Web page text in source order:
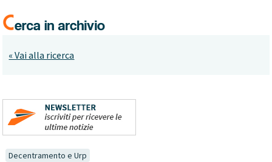
« Vai alla ricerca
Decentramento e Urp